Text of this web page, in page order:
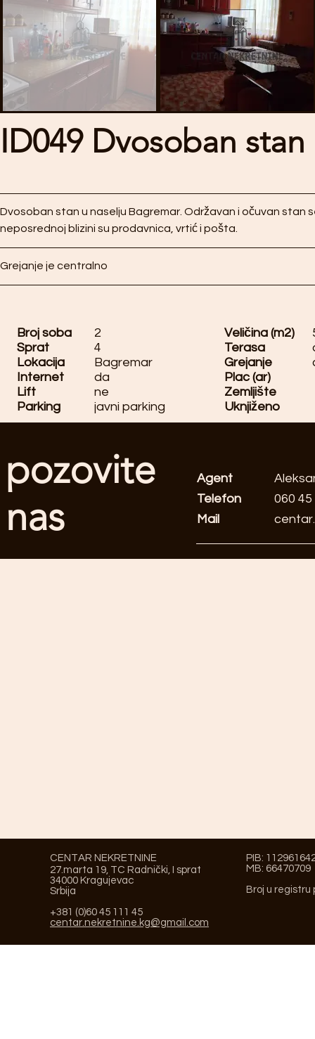
ID049 Dvosoban stan
Dvosoban stan u naselju Bagremar. Održavan i očuvan stan
neposrednoj blizini su prodavnica, vrtić i pošta.
Grejanje je centralno
Broj soba 2 Veličina (m2)
Sprat
4 Terasa
Lokacija
Bagremar Grejanje
Internet
da
Plac (ar)
Lift
ne
Zemljište
Parking
javni parking Uknjiženo
pozovite
nas
Agent
Telefon
060 45
Mail
CENTAR NEKRETNINE
27.marta 19, TC Radnički, I sprat
34000 Kragujevac
Srbija
+381 (0)60 45 111 45
centar.nekretnine.kg@gmail.com
PIB:
MB: 66470709
Broj u registru